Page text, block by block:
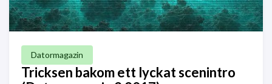
Datormagazin
Tricksen bakom ett lyckat scenintro